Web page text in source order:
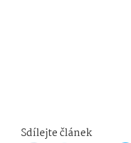
Sdílejte článek